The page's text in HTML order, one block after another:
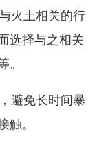
火土相关的行
选择与之相关
。
避免长时间暴
触。